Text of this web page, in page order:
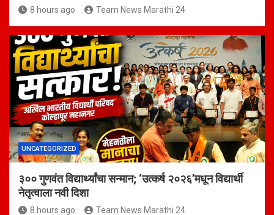
8 hours ago Team News Marathi 24
UNCATEGORIZED
३०० गुणवंत विद्यार्थ्यांचा सन्मान; ‘उत्कर्ष २०२६’मधून विद्यार्थी
नेतृत्वाला नवी दिशा
8 hours ago Team News Marathi 24